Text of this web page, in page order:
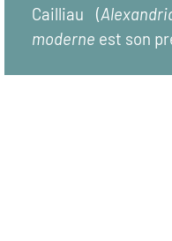
Cailliau (
moderne est son